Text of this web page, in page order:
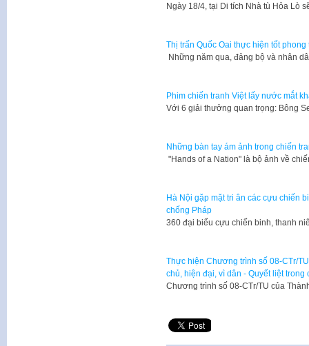
Ngày 18/4, tại Di tích Nhà tù Hỏa Lò
Thị trấn Quốc Oai thực hiện tốt
Những năm qua, đảng bộ và nhân
Phim chiến tranh Việt lấy nước mắt
​Với 6 giải thưởng quan trọng: Bông
Những bàn tay ám ảnh trong chiến
"Hands of a Nation" là bộ ảnh về
Hà Nội gặp mặt tri ân các cựu chiến
chống Pháp
360 đại biểu cựu chiến binh, thanh
Thực hiện Chương trình số 08-CTr/
chủ, hiện đại, vì dân - Quyết liệt
Chương trình số 08-CTr/TU của